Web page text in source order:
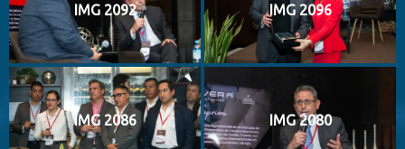
IMG 2092 IMG 2096
IMG 2086 IMG 2080